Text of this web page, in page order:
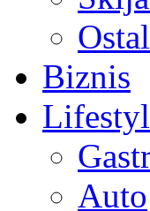
Biznis
Auto